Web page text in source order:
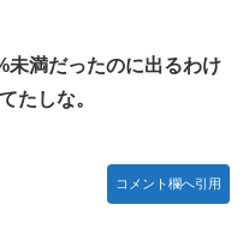
満だったのに出るわけ
たしな。
コメント欄へ引用